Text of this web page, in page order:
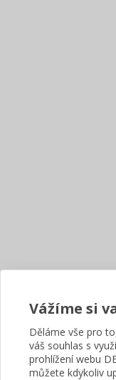
Vážíme si
Děláme vše pro
váš souhlas s
prohlížení webu
můžete kdykoliv